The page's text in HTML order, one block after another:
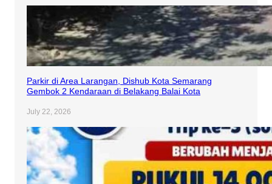
Parkir di Area Larangan, Dishub Kota Semarang
Gembok 2 Kendaraan di Belakang Balai Kota
July 22, 2026